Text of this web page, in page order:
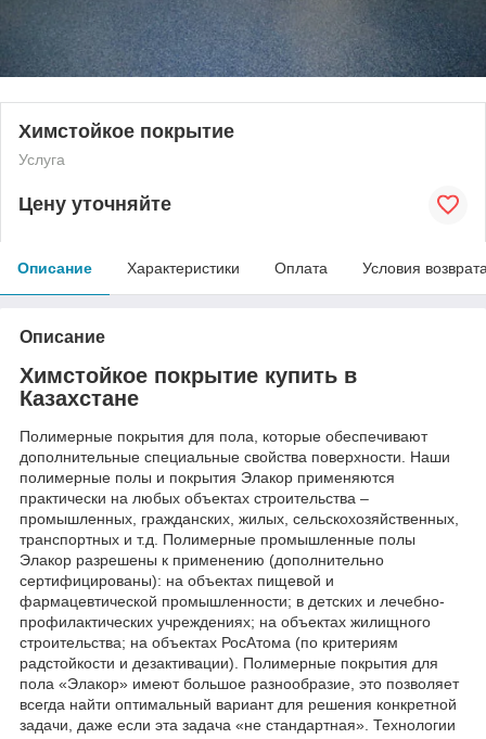
Химстойкое покрытие
Услуга
Цену уточняйте
Описание Характеристики Оплата Условия
Описание
Химстойкое покрытие купить в
Казахстане
Полимерные покрытия для пола, которые обеспечивают
дополнительные специальные свойства поверхности. Наши
полимерные полы и покрытия Элакор применяются
практически на любых объектах строительства –
промышленных, гражданских, жилых, сельскохозяйственных,
транспортных и т.д. Полимерные промышленные полы
Элакор разрешены к применению (дополнительно
сертифицированы): на объектах пищевой и
фармацевтической промышленности; в детских и лечебно-
профилактических учреждениях; на объектах жилищного
строительства; на объектах РосАтома (по критериям
радстойкости и дезактивации). Полимерные покрытия для
пола «Элакор» имеют большое разнообразие, это позволяет
всегда найти оптимальный вариант для решения конкретной
задачи, даже если эта задача «не стандартная». Технологии